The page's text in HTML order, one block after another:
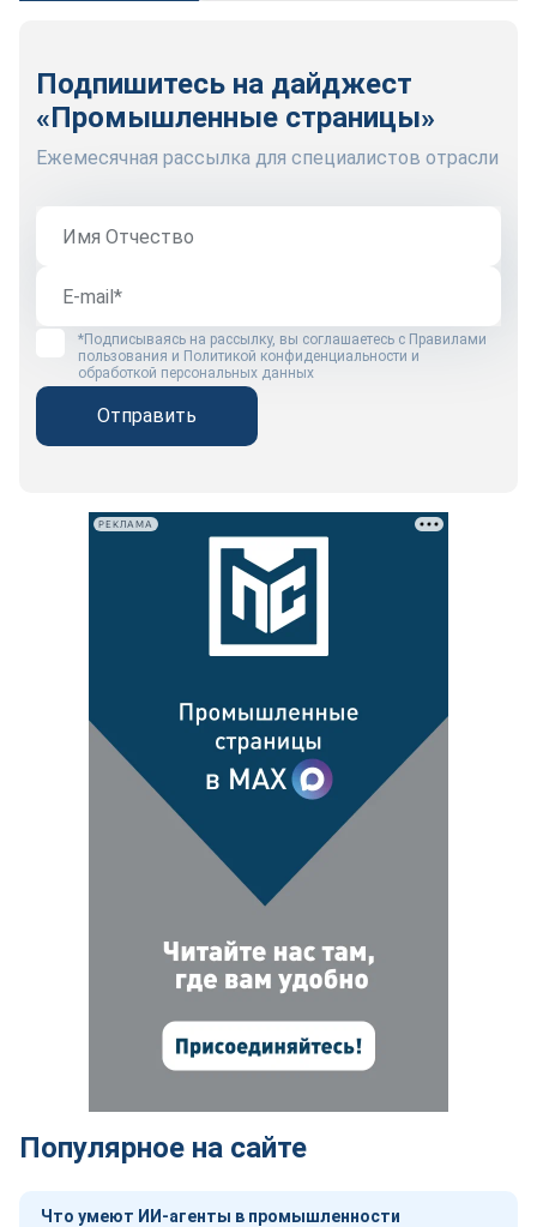
Подпишитесь на дайджест
«Промышленные страницы»
Ежемесячная рассылка для специалистов отрасли
*Подписываясь на рассылку, вы соглашаетесь с Правилами
пользования и Политикой конфиденциальности и
обработкой персональных данных
Отправить
РЕКЛАМА
Популярное на сайте
Что умеют ИИ-агенты в промышленности